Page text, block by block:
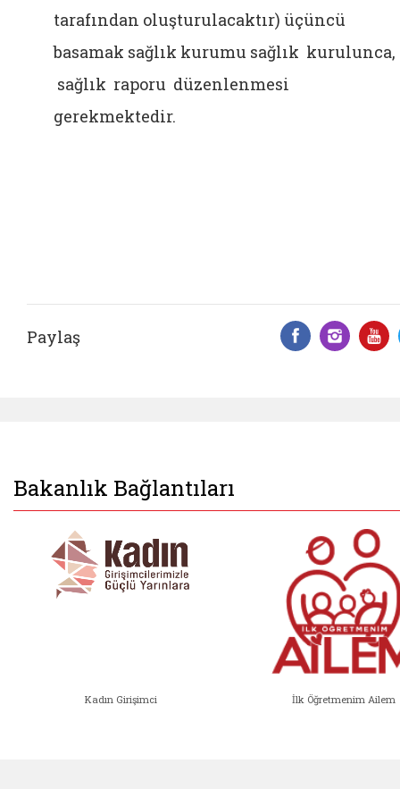
tarafından oluşturulacaktır) üçüncü
basamak sağlık kurumu sağlık kurulunca,
sağlık raporu düzenlenmesi
gerekmektedir.
Paylaş
Bakanlık Bağlantıları
Kadın Girişimci İlk Öğretmenim Ailem